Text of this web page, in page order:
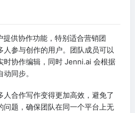
供协作功能，特别适合营销团
人参与创作的用户。团队成员可以
时协作编辑，同时 Jenni.ai 会根据
同步。
人合作写作变得更加高效，避免了
问题，确保团队在同一个平台上无